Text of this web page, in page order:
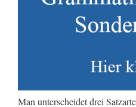
Man unterscheidet drei